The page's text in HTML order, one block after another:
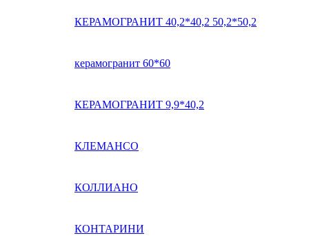
КЕРАМОГРАНИТ 40,2*40,2 50,2*50,2
керамогранит 60*60
КЕРАМОГРАНИТ 9,9*40,2
КЛЕМАНСО
КОЛЛИАНО
КОНТАРИНИ